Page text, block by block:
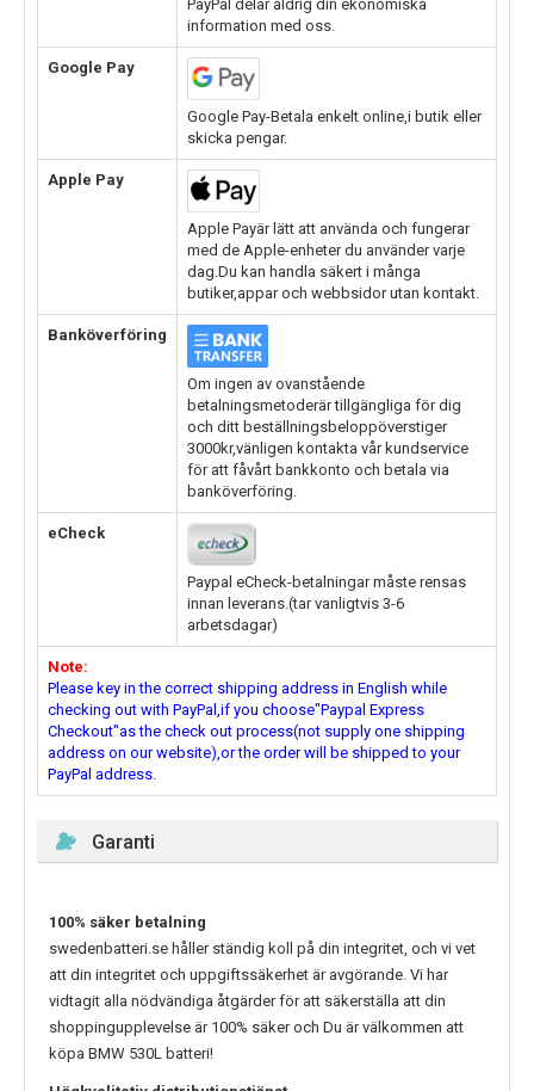
PayPal delar aldrig din ekonomiska
information med oss.
Google Pay
Google Pay-Betala enkelt online,i butik eller
skicka pengar.
Apple Pay
Apple Payär lätt att använda och fungerar
med de Apple-enheter du använder varje
dag.Du kan handla säkert i många
butiker,appar och webbsidor utan kontakt.
Banköverföring
Om ingen av ovanstående
betalningsmetoderär tillgängliga för dig
och ditt beställningsbeloppöverstiger
3000kr,vänligen kontakta vår kundservice
för att fåvårt bankkonto och betala via
banköverföring.
eCheck
Paypal eCheck-betalningar måste rensas
innan leverans.(tar vanligtvis 3-6
arbetsdagar)
Note:
Please key in the correct shipping address in English while
checking out with PayPal,if you choose"Paypal Express
Checkout"as the check out process(not supply one shipping
address on our website),or the order will be shipped to your
PayPal address.
Garanti
100% säker betalning
swedenbatteri.se håller ständig koll på din integritet, och vi vet
att din integritet och uppgiftssäkerhet är avgörande. Vi har
vidtagit alla nödvändiga åtgärder för att säkerställa att din
shoppingupplevelse är 100% säker och Du är välkommen att
köpa BMW 530L batteri!